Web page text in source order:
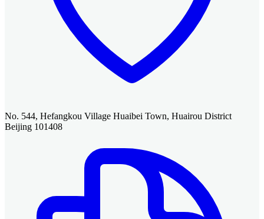
No. 544, Hefangkou Village Huaibei Town, Huairou District
Beijing 101408